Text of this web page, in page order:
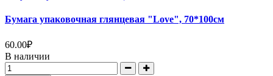
Бумага упаковочная глянцевая "Love", 70*100см
60.00₽
В наличии